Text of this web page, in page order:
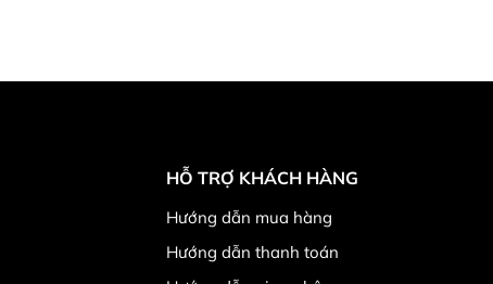
HỖ TRỢ KHÁCH HÀNG
Hướng dẫn mua hàng
Hướng dẫn thanh toán